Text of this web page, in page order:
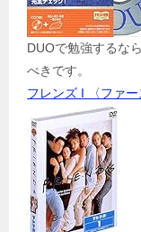
DUOで勉強するな
べきです。
フレンズ I 〈ファ